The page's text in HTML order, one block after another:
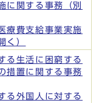
に関する事務
（別
療費支給事業実施
く）
る生活に困窮する
措置に関する事務
る外国人に対する